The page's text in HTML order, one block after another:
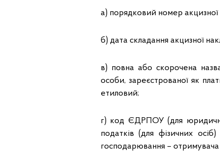
а) порядковий номер
б) дата складання акцизної
в) повна або скорочена
особи, зареєстрованої як
етиловий;
г) код ЄДРПОУ (для
податків (для фізичних
господарювання –